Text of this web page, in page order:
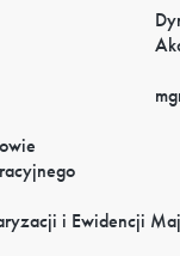
i Ewidencji